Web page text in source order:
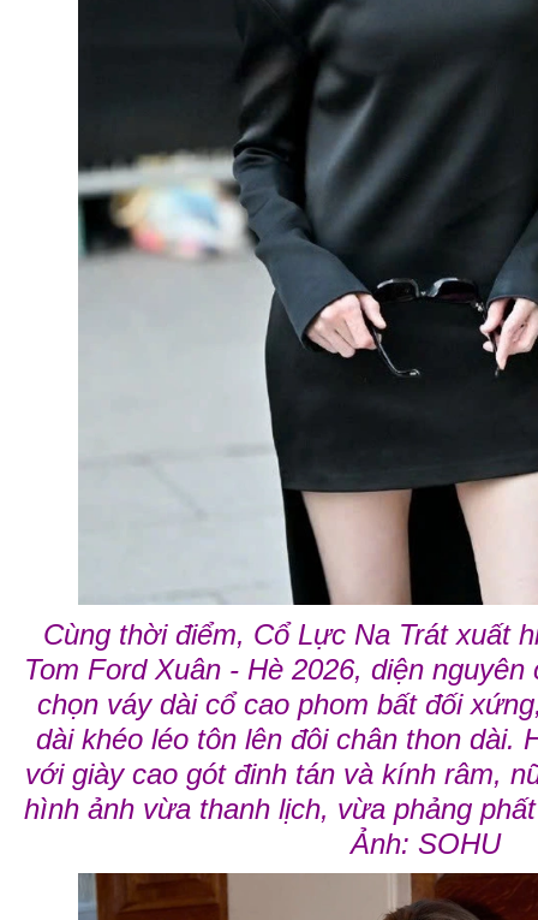
Cùng thời điểm, Cổ Lực Na Trát xuất
Tom Ford Xuân - Hè 2026, diện
chọn váy dài cổ cao phom bất đối
dài khéo léo tôn lên đôi chân thon dài.
với giày cao gót đinh tán và kính râm,
hình ảnh vừa thanh lịch, vừa phảng
Ảnh: SOHU